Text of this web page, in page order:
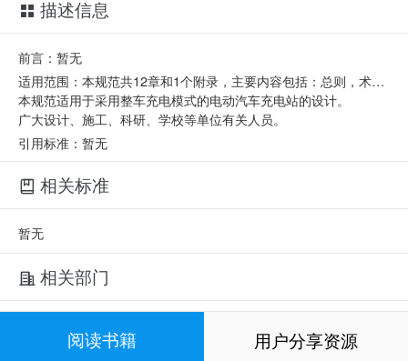
描述信息
前言：暂无
适用范围：本规范共12章和1个附录，主要内容包括：总则，术语和符号，规模及站址选择，总平面布置，充电系统，供配电系统，电能质量，计量系统，监控及通信系统，土建，消防给水和灭火设施，节能与环保等。
本规范适用于采用整车充电模式的电动汽车充电站的设计。
广大设计、施工、科研、学校等单位有关人员。
引用标准：暂无
相关标准
暂无
相关部门
起草单位：中国电力企业联合会
阅读书籍 用户分享资源